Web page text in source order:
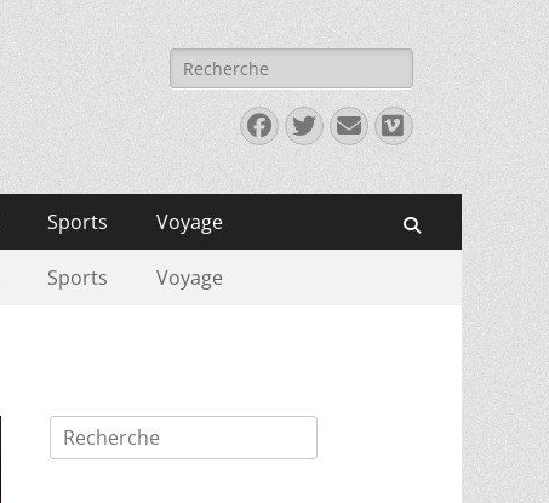
Rechercher :
Facebook
Twitter
E-
mail
Vimeo
Sports Voyage
Sports Voyage
Rechercher :